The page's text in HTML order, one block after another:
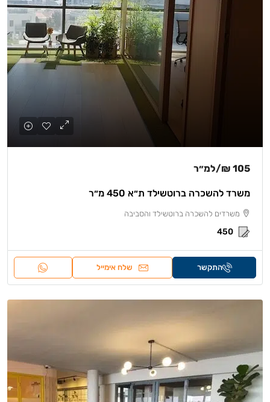
105 ₪ /למ״ר
משרד להשכרה ברוטשילד ת״א 450 מ״ר
משרדים להשכרה ברוטשילד והסביבה
450
התקשר שלח אימייל